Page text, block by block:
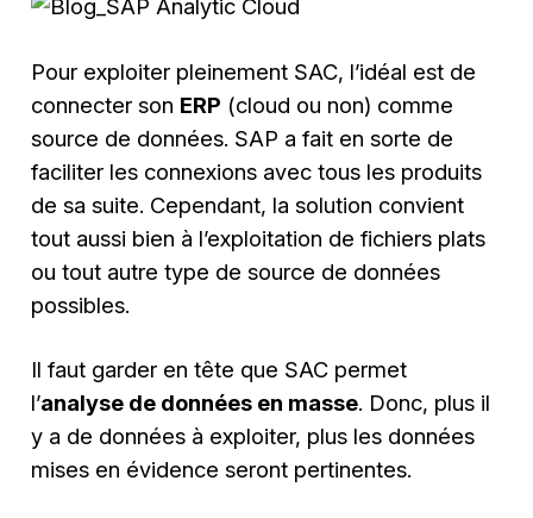
Pour exploiter pleinement SAC, l’idéal est de
connecter son ERP (cloud ou non) comme
source de données. SAP a fait en sorte de
faciliter les connexions avec tous les produits
de sa suite. Cependant, la solution convient
tout aussi bien à l’exploitation de fichiers plats
ou tout autre type de source de données
possibles.
Il faut garder en tête que SAC permet
l’analyse de données en masse. Donc, plus il
y a de données à exploiter, plus les données
mises en évidence seront pertinentes.